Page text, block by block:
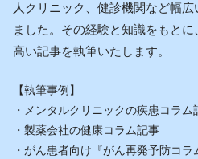
人クリニック、健診機関など幅
ました。その経験と知識をもと
高い記事を執筆いたします。
【執筆事例】
・メンタルクリニックの疾患コラム
・製薬会社の健康コラム記事
・がん患者向け『がん再発予防コラ